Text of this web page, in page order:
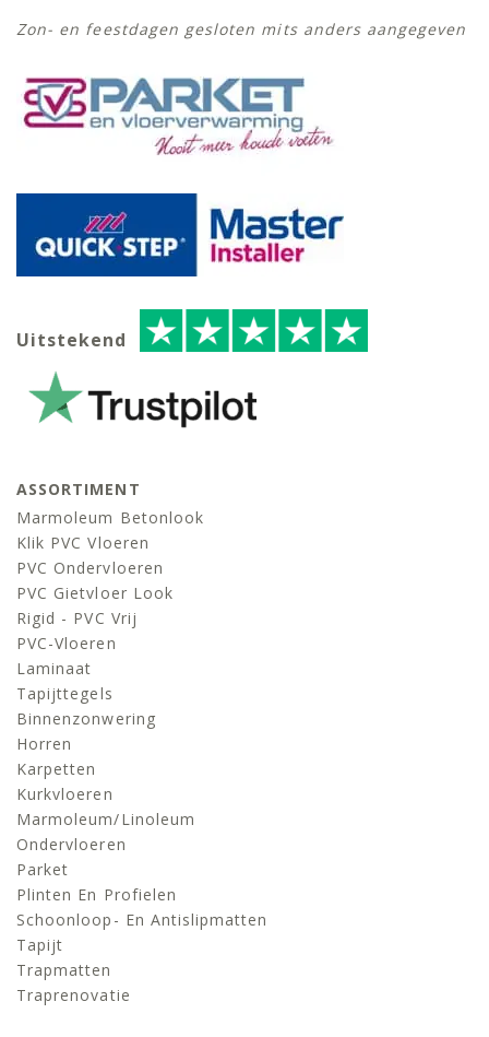
Zon- en feestdagen gesloten mits anders aangegeven
Uitstekend
ASSORTIMENT
Marmoleum Betonlook
Klik PVC Vloeren
PVC Ondervloeren
PVC Gietvloer Look
Rigid - PVC Vrij
PVC-Vloeren
Laminaat
Tapijttegels
Binnenzonwering
Horren
Karpetten
Kurkvloeren
Marmoleum/linoleum
Ondervloeren
Parket
Plinten En Profielen
Schoonloop- En Antislipmatten
Tapijt
Trapmatten
Traprenovatie